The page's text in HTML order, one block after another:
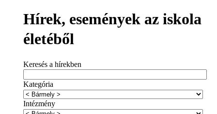
Hírek, események az iskola
életéből
Keresés a hírekben
Kategória
Intézmény